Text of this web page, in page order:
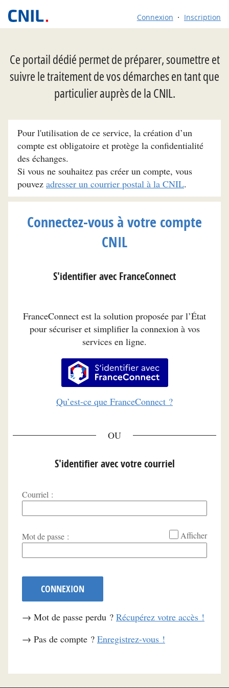
Connexion Inscription
Ce portail dédié permet de préparer, soumettre et
suivre le traitement de vos démarches en tant que
particulier auprès de la CNIL.
Pour l'utilisation de ce service, la création d’un
compte est obligatoire et protège la confidentialité
des échanges.
Si vous ne souhaitez pas créer un compte, vous
pouvez adresser un courrier postal à la CNIL.
Connectez-vous à votre compte
CNIL
S'identifier avec FranceConnect
FranceConnect est la solution proposée par l’État
pour sécuriser et simplifier la connexion à vos
services en ligne.
S’identifier avec
Qu’est-ce que FranceConnect ?
S'identifier avec votre courriel
Courriel :
Mot de passe : Afficher
CONNEXION
→ Mot de passe perdu ? Récupérez votre accès !
→ Pas de compte ? Enregistrez-vous !